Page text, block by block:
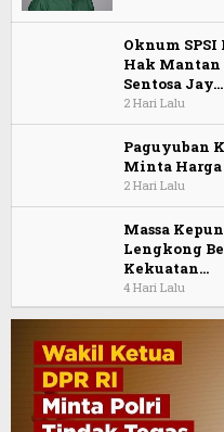
Oknum
Hak
Sentosa Jay…
2 Hari Lalu
Paguyuban
Minta
2 Hari Lalu
Massa
Lengkong
Kekuatan…
4 Hari Lalu